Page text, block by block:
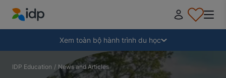
IDP Education
Xem toàn bộ hành trình du học
Tại sao nên đi du học?
Thu gọn
IDP Education / News and Articles